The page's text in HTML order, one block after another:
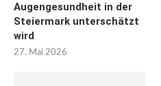
Augengesundheit in der
Steiermark unterschätzt
wird
27. Mai 2026